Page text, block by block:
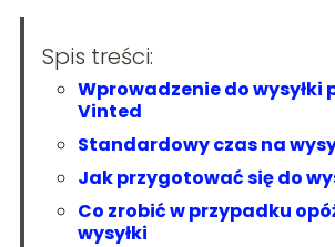
Spis treści:
Wprowadzenie do wysyłki
Vinted
Standardowy czas na
Jak przygotować się do
Co zrobić w przypadku
wysyłki